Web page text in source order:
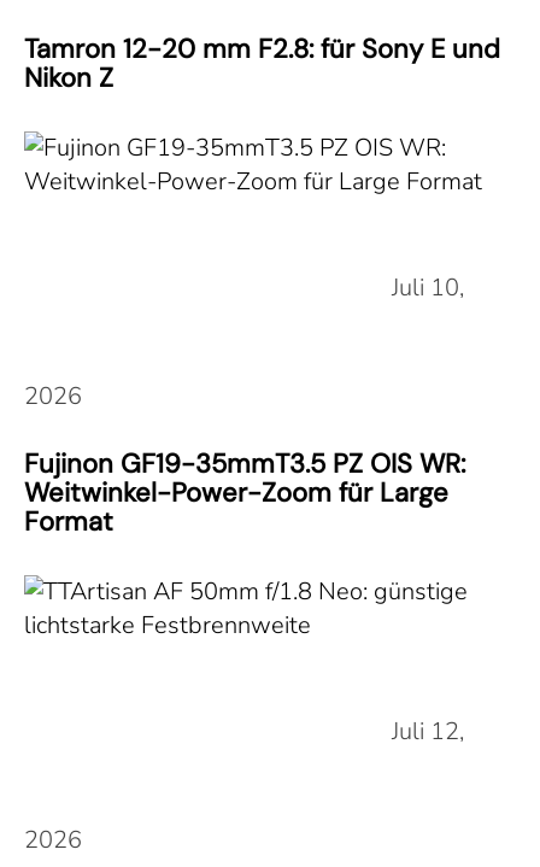
Tamron 12-20 mm F2.8: für Sony E und
Nikon Z
Juli 10,
2026
Fujinon GF19-35mmT3.5 PZ OIS WR:
Weitwinkel-Power-Zoom für Large
Format
Juli 12,
2026